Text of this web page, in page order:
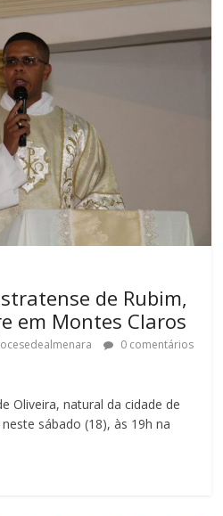
de Rubim,
em Montes Claros
0 comentários
Oliveira, natural da cidade de
sábado (18), às 19h na